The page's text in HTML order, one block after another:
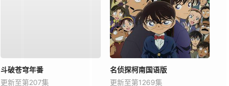
斗破苍穹年番
更新至第207集
名侦探柯南国语版
更新至第1269集